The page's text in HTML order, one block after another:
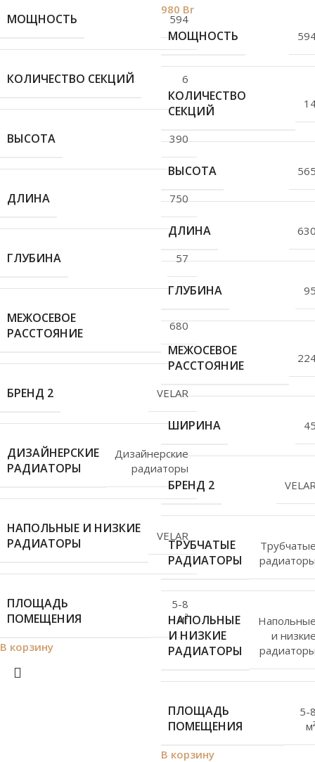
МОЩНОСТЬ 594
КОЛИЧЕСТВО СЕКЦИЙ 6
ВЫСОТА 390
ДЛИНА 750
ГЛУБИНА 57
МЕЖОСЕВОЕ
РАССТОЯНИЕ
680
БРЕНД 2 VELAR
ДИЗАЙНЕРСКИЕ
РАДИАТОРЫ
Дизайнерские
радиаторы
НАПОЛЬНЫЕ И НИЗКИЕ
РАДИАТОРЫ
VELAR
ПЛОЩАДЬ
ПОМЕЩЕНИЯ
5-8
м²
В корзину
980 Br
МОЩНОСТЬ
КОЛИЧЕСТВО
СЕКЦИЙ
ВЫСОТА
ДЛИНА
ГЛУБИНА
МЕЖОСЕВОЕ
РАССТОЯНИЕ
ШИРИНА
БРЕНД 2
ТРУБЧАТЫЕ
РАДИАТОРЫ
НАПОЛЬНЫЕ
И НИЗКИЕ
РАДИАТОРЫ
и
ПЛОЩАДЬ
ПОМЕЩЕНИЯ
5-
В корзину